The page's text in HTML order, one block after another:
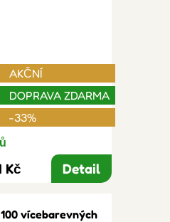
AKČNÍ
DOPRAVA ZDARMA
-33%
Kč Detail
vícebarevných